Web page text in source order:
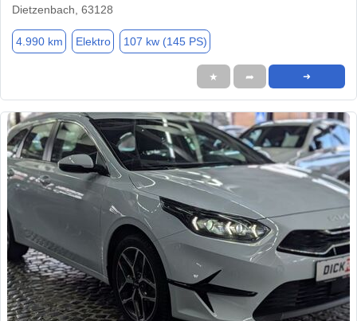
Dietzenbach, 63128
4.990 km Elektro 107 kw (145 PS)
★ ➦ ➜